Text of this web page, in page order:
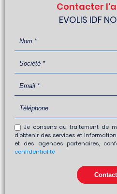
Contacter
EVOLIS IDF
Je consens au traitement de
d'obtenir des services et
et des agences partenaires,
confidentialité